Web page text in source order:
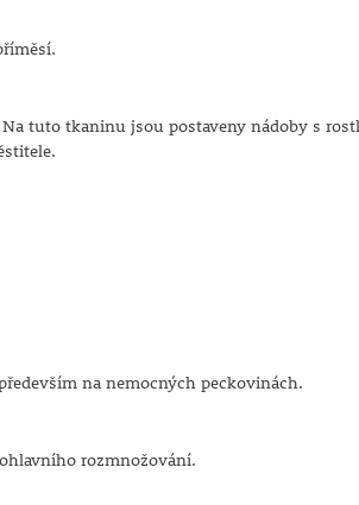
tuto tkaninu jsou postaveny nádoby s
na nemocných peckovinách.
rozmnožování.